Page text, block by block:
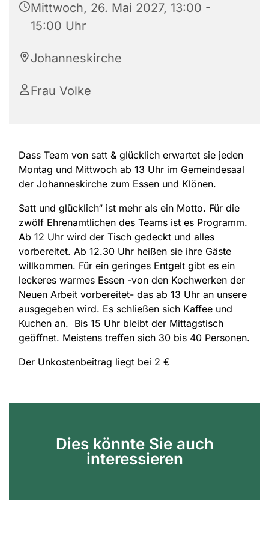
Mittwoch, 26. Mai 2027, 13:00 -
15:00 Uhr
Johanneskirche
Frau Volke
Dass Team von satt & glücklich erwartet sie jeden
Montag und Mittwoch ab 13 Uhr im Gemeindesaal
der Johanneskirche zum Essen und Klönen.
Satt und glücklich“ ist mehr als ein Motto. Für die
zwölf Ehrenamtlichen des Teams ist es Programm.
Ab 12 Uhr wird der Tisch gedeckt und alles
vorbereitet. Ab 12.30 Uhr heißen sie ihre Gäste
willkommen. Für ein geringes Entgelt gibt es ein
leckeres warmes Essen -von den Kochwerken der
Neuen Arbeit vorbereitet- das ab 13 Uhr an unsere
ausgegeben wird. Es schließen sich Kaffee und
Kuchen an. Bis 15 Uhr bleibt der Mittagstisch
geöffnet. Meistens treffen sich 30 bis 40 Personen.
Der Unkostenbeitrag liegt bei 2 €
Dies könnte Sie auch
interessieren